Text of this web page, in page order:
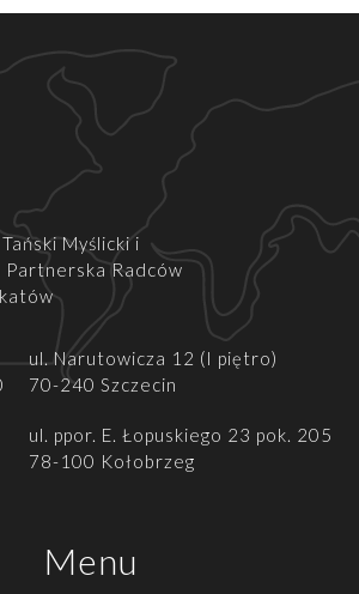
Myślicki i
Partnerska Radców
ul. Narutowicza 12 (I piętro)
70-240 Szczecin
ul. ppor. E. Łopuskiego 23 pok. 205
78-100 Kołobrzeg
Menu